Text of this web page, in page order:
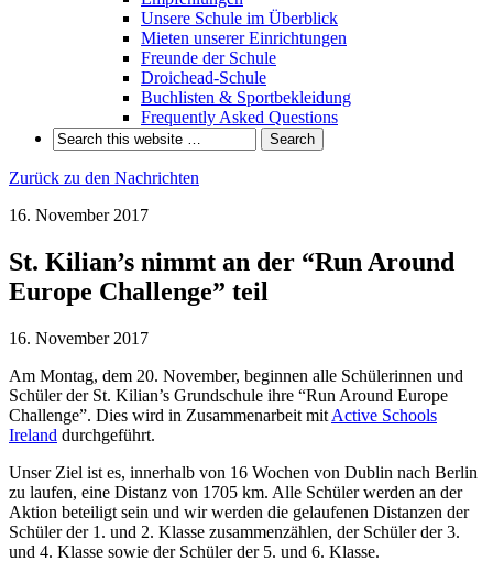
Unsere Schule im Überblick
Mieten unserer Einrichtungen
Freunde der Schule
Droichead-Schule
Buchlisten & Sportbekleidung
Frequently Asked Questions
Zurück zu den Nachrichten
16. November 2017
St. Kilian’s nimmt an der “Run Around
Europe Challenge” teil
16. November 2017
Am Montag, dem 20. November, beginnen alle Schülerinnen und
Schüler der St. Kilian’s Grundschule ihre “Run Around Europe
Challenge”. Dies wird in Zusammenarbeit mit Active Schools
Ireland durchgeführt.
Unser Ziel ist es, innerhalb von 16 Wochen von Dublin nach Berlin
zu laufen, eine Distanz von 1705 km. Alle Schüler werden an der
Aktion beteiligt sein und wir werden die gelaufenen Distanzen der
Schüler der 1. und 2. Klasse zusammenzählen, der Schüler der 3.
und 4. Klasse sowie der Schüler der 5. und 6. Klasse.